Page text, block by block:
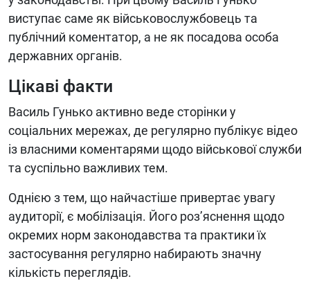
виступає саме як військовослужбовець та
публічний коментатор, а не як посадова особа
державних органів.
Цікаві факти
Василь Гунько активно веде сторінки у
соціальних мережах, де регулярно публікує відео
із власними коментарями щодо військової служби
та суспільно важливих тем.
Однією з тем, що найчастіше привертає увагу
аудиторії, є мобілізація. Його роз’яснення щодо
окремих норм законодавства та практики їх
застосування регулярно набирають значну
кількість переглядів.